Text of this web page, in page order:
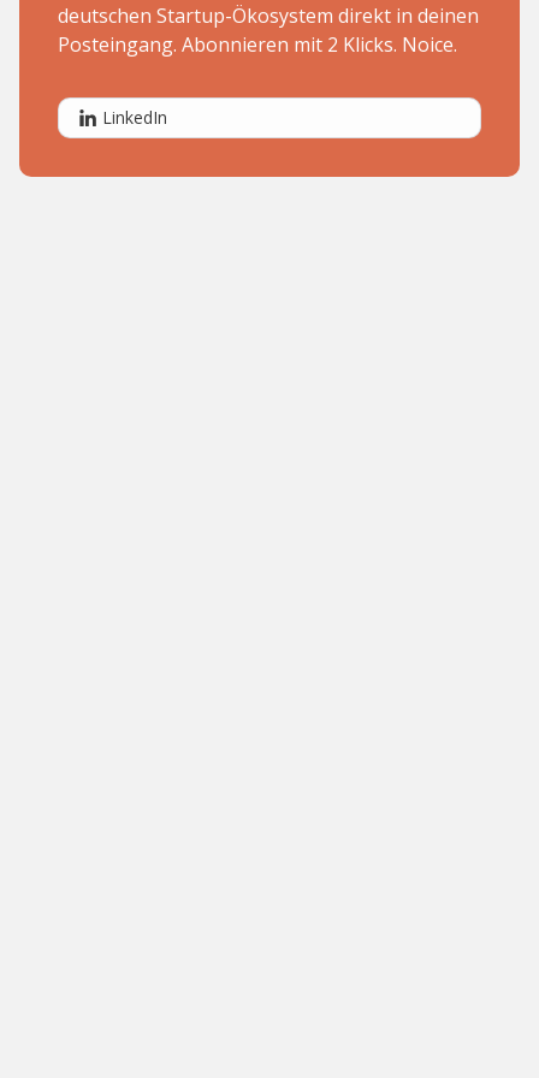
deutschen Startup-Ökosystem direkt in deinen
Posteingang. Abonnieren mit 2 Klicks. Noice.
LinkedIn